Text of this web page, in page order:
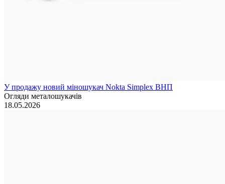
У продажу новий міношукач Nokta Simplex ВНП
Огляди металошукачів
18.05.2026